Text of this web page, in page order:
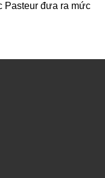
Pasteur đưa ra mức